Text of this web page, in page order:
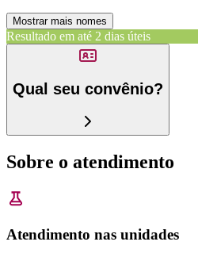
Mostrar mais nomes
Resultado em até 2 dias úteis
Qual seu convênio?
Sobre o atendimento
Atendimento nas unidades